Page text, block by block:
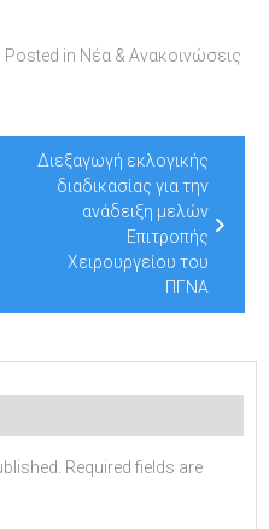
Posted in Νέα & Ανακοινώσεις
Διεξαγωγή εκλογικής
διαδικασίας για την
ανάδειξη μελών
Επιτροπής
Χειρουργείου του
ΠΓΝΑ
Required fields are